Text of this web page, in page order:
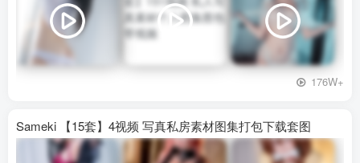
176W+
Sameki 【15套】4视频 写真私房素材图集打包下载套图